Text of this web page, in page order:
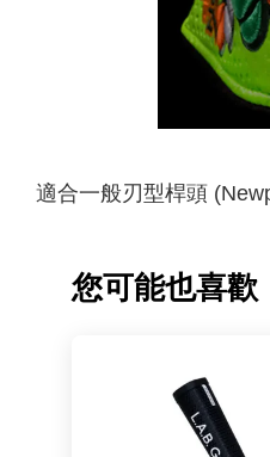
適合一般刃型桿頭
您可能也喜歡